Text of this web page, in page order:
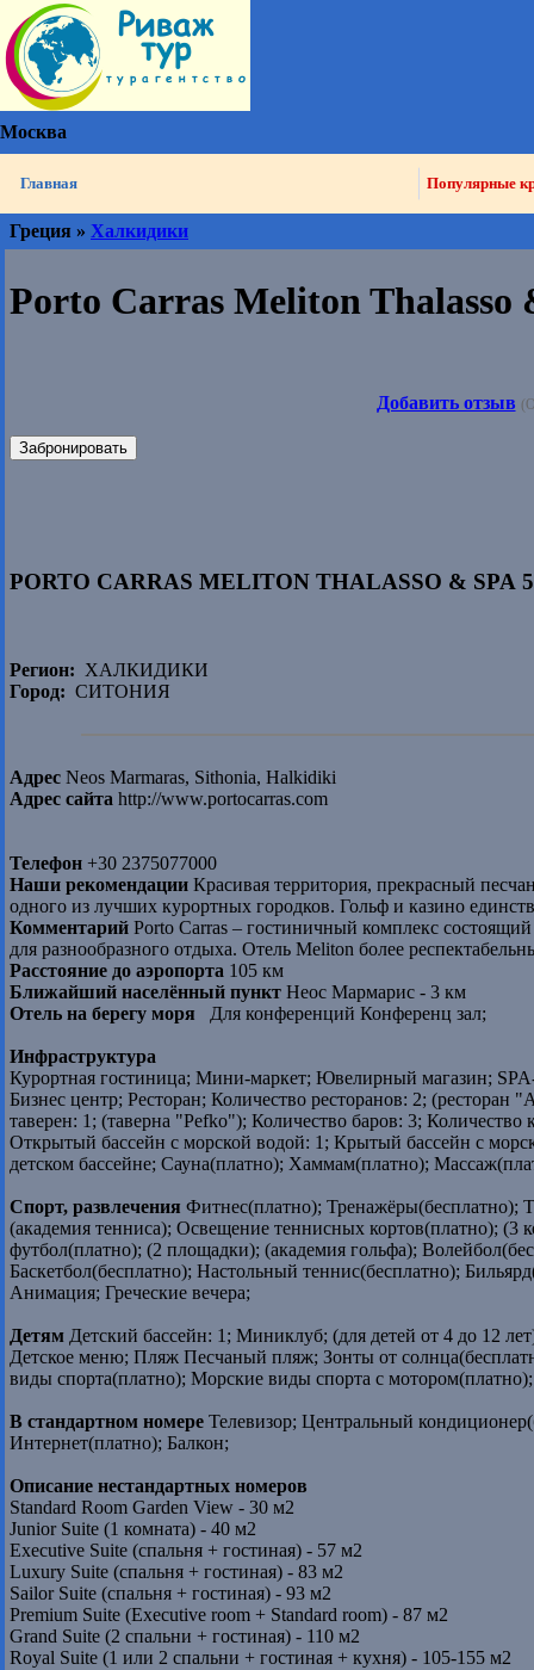
Москва
Главная Популярные
Греция » Халкидики
Porto Carras Meliton Thalasso
Добавить отзыв
Забронировать
PORTO CARRAS MELITON THALASSO & SPA
Регион: ХАЛКИДИКИ
Город: СИТОНИЯ
Адрес Neos Marmaras, Sithonia, Halkidiki
Адрес сайта http://www.portocarras.com
Телефон +30 2375077000
Наши рекомендации Красивая территория, прекрасный
одного из лучших курортных городков. Гольф и казино
Комментарий Porto Carras – гостиничный комплекс
для разнообразного отдыха. Отель Meliton более
Расстояние до аэропорта 105 км
Ближайший населённый пункт Неос Мармарис - 3 км
Отель на берегу моря Для конференций Конференц зал;
Инфраструктура
Курортная гостиница; Мини-маркет; Ювелирный магазин;
Бизнес центр; Ресторан; Количество ресторанов: 2; (ресторан
таверен: 1; (таверна "Pefko"); Количество баров: 3;
Открытый бассейн с морской водой: 1; Крытый бассейн с
детском бассейне; Сауна(платно); Хаммам(платно);
Спорт, развлечения Фитнес(платно); Тренажёры(бесплатно);
(академия тенниса); Освещение теннисных кортов(платно);
футбол(платно); (2 площадки); (академия гольфа);
Баскетбол(бесплатно); Настольный теннис(бесплатно);
Анимация; Греческие вечера;
Детям Детский бассейн: 1; Миниклуб; (для детей от 4 до 12
Детское меню; Пляж Песчаный пляж; Зонты от
виды спорта(платно); Морские виды спорта с
В стандартном номере Телевизор; Центральный
Интернет(платно); Балкон;
Описание нестандартных номеров
Standard Room Garden View - 30 м2
Junior Suite (1 комната) - 40 м2
Executive Suite (спальня + гостиная) - 57 м2
Luxury Suite (спальня + гостиная) - 83 м2
Sailor Suite (спальня + гостиная) - 93 м2
Premium Suite (Executive room + Standard room) - 87 м2
Grand Suite (2 спальни + гостиная) - 110 м2
Royal Suite (1 или 2 спальни + гостиная + кухня) - 105-155 м2